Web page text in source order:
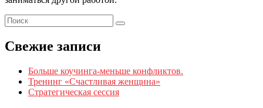
Свежие записи
Больше коучинга-меньше конфликтов.
Тренинг «Счастливая женщина»
Стратегическая сессия